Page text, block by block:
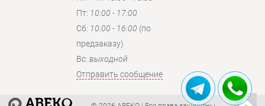
Пт: 10:00 - 17:00
Сб: 10:00 - 16:00 (по
предзаказу)
Вc: выходной
Отправить сообщение